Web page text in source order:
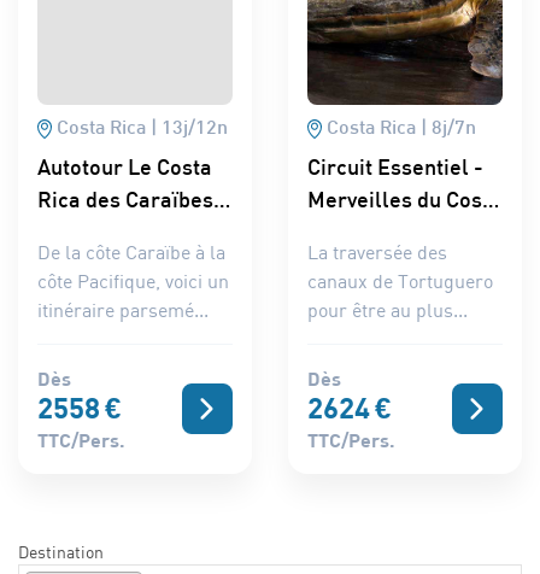
Costa Rica 13j/ 12n
Autotour Le Costa
Rica des Caraïbes
De la côte Caraïbe à la
côte Pacifique, voici un
itinéraire parsemé...
Dès
2558€
TTC/pers.
Costa Rica 8j/7n
Circuit Essentiel -
Merveilles du Costa
La traversée des
canaux de Tortuguero
pour être au plus...
Dès
2624€
TTC/pers.
Destination